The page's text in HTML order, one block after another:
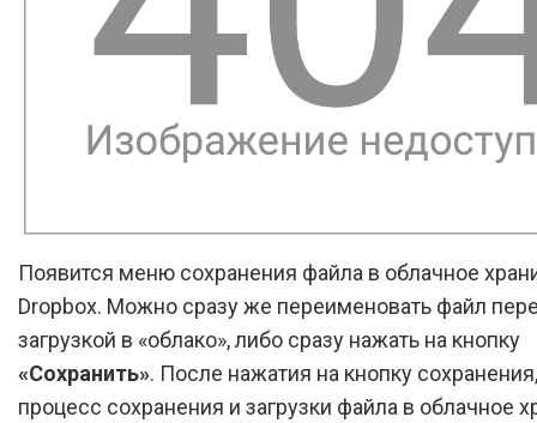
Появится меню сохранения файла в облачное
Dropbox. Можно сразу же переименовать файл
загрузкой в «облако», либо сразу нажать на кнопку
«Сохранить». После нажатия на кнопку
процесс сохранения и загрузки файла в облачное